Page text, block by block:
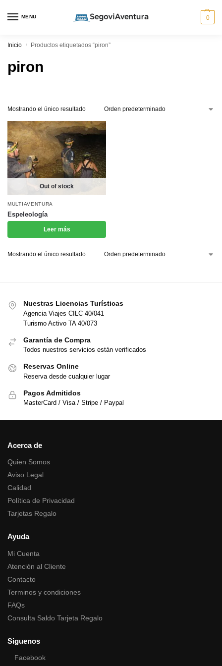
MENU 0
Inicio / Productos etiquetados “piron”
piron
Mostrando el único resultado
Out of stock
MULTIAVENTURA
Espeleología
Leer más
Mostrando el único resultado
Nuestras Licencias Turísticas
Agencia Viajes CILC 40/041
Turismo Activo TA 40/073
Garantía de Compra
Todos nuestros servicios están verificados
Reservas Online
Reserva desde cualquier lugar
Pagos Admitidos
MasterCard / Visa / Stripe / Paypal
Acerca de
Quien Somos
Aviso Legal
Calidad
Política de Privacidad
Tarjetas Regalo
Ayuda
Mi Cuenta
Atención al Cliente
Contacto
Terminos y condiciones
FAQs
Consulta Saldo Tarjeta Regalo
Siguenos
Facebook